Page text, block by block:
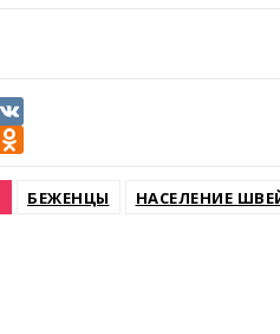
VK
БЕЖЕНЦЫ НАСЕЛЕНИЕ